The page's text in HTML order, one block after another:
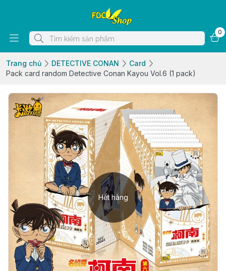
0
Trang chủ DETECTIVE CONAN
Card
Pack card random Detective Conan Kayou Vol.6 (1 pack)
Hết hàng